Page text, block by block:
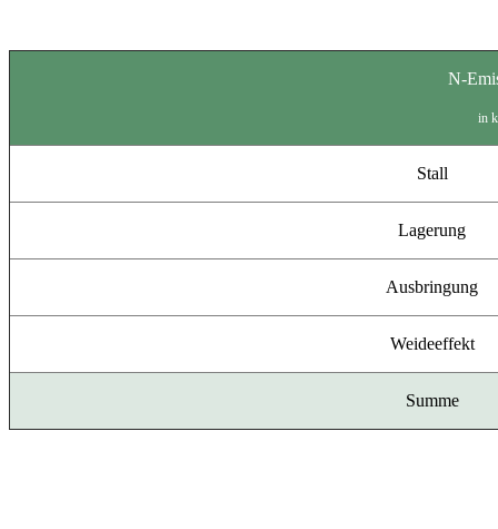
N-
in
Stall
Lagerung
Ausbringung
Weideeffekt
Summe